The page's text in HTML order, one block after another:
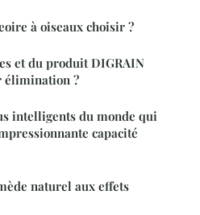
à oiseaux choisir ?
et du produit DIGRAIN
élimination ?
intelligents du monde qui
capacité
naturel aux effets